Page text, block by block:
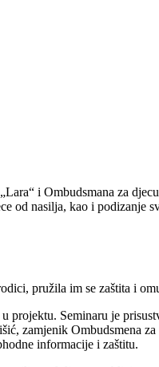
i Ombudsmana za
od nasilja, kao i podizanje
pružila im se zaštita i
projektu. Seminaru je
zamjenik Ombudsmena za
informacije i zaštitu.